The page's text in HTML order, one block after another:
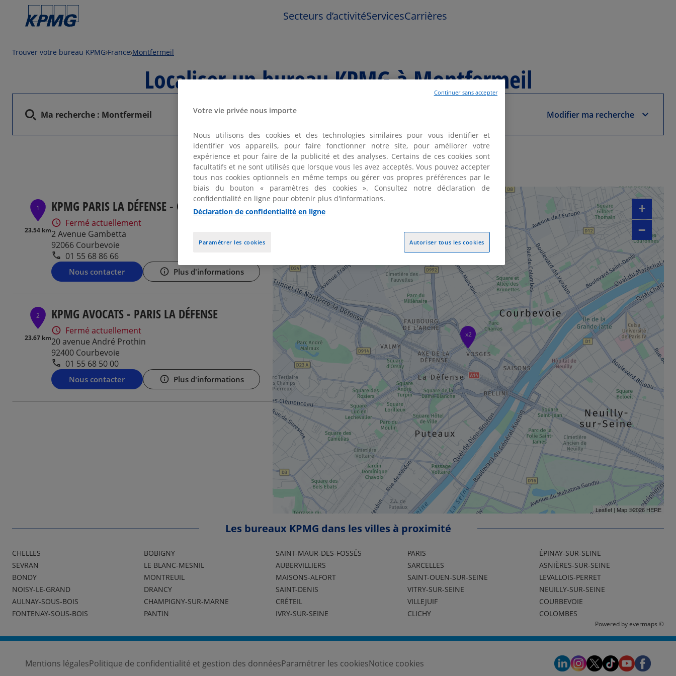
Secteurs d’activitéServicesCarrières
Trouver votre bureau KPMG France Montfermeil
Localiser un bureau KPMG à Montfermeil
Ma recherche : Montfermeil Modifier ma recherche
2 bureaux KPMG à Montfermeil et aux alentours
1
23.54 km
KPMG PARIS LA DÉFENSE - COURBEVOIE
2 Avenue Gambetta
92066 Courbevoie
01 55 68 86 66
Fermé actuellement
Nous contacter Plus d'informations
2
23.67 km
KPMG AVOCATS - PARIS LA DÉFENSE
20 avenue André Prothin
92400 Courbevoie
01 55 68 50 00
Fermé actuellement
Nous contacter Plus d'informations
x2
+
−
Leaflet| Map ©2026 HERE
Les bureaux KPMG dans les villes à proximité
CHELLES
SEVRAN
BONDY
NOISY-LE-GRAND
AULNAY-SOUS-BOIS
FONTENAY-SOUS-BOIS
BOBIGNY
LE BLANC-MESNIL
MONTREUIL
DRANCY
CHAMPIGNY-SUR-MARNE
PANTIN
SAINT-MAUR-DES-FOSSÉS
AUBERVILLIERS
MAISONS-ALFORT
SAINT-DENIS
CRÉTEIL
IVRY-SUR-SEINE
PARIS
SARCELLES
SAINT-OUEN-SUR-SEINE
VITRY-SUR-SEINE
VILLEJUIF
CLICHY
ÉPINAY-SUR-SEINE
ASNIÈRES-SUR-SEINE
LEVALLOIS-PERRET
NEUILLY-SUR-SEINE
COURBEVOIE
COLOMBES
Powered byevermaps ©
Mentions légalesPolitique de confidentialité et gestion des donnéesParamétrer les cookiesNotice cookies
Votre vie privée nous importe
Nous utilisons des cookies et des technologies similaires pour vous identifier et
identifier vos appareils, pour faire fonctionner notre site, pour améliorer votre
expérience et pour faire de la publicité et des analyses. Certains de ces cookies sont
facultatifs et ne sont utilisés que lorsque vous les avez acceptés. Vous pouvez accepter
tous nos cookies optionnels en même temps ou gérer vos propres préférences par le
biais du bouton « paramètres des cookies ». Consultez notre déclaration de
confidentialité en ligne pour obtenir plus d'informations.
Déclaration de confidentialité en ligne
Autoriser tous les cookies
Paramétrer les cookies
Continuer sans accepter